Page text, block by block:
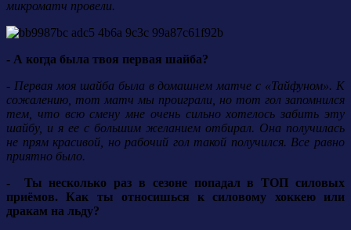
микроматч провели.
- А когда была твоя первая шайба?
- Первая моя шайба была в домашнем матче с «Тайфуном». К
сожалению, тот матч мы проиграли, но тот гол запомнился
тем, что всю смену мне очень сильно хотелось забить эту
шайбу, и я ее с большим желанием отбирал. Она получилась
не прям красивой, но рабочий гол такой получился. Все равно
приятно было.
- Ты несколько раз в сезоне попадал в ТОП силовых
приёмов. Как ты относишься к силовому хоккею или
дракам на льду?